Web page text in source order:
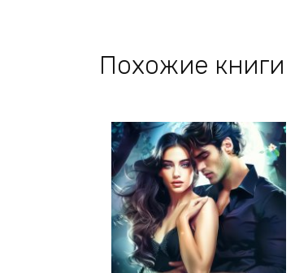
Похожие книги